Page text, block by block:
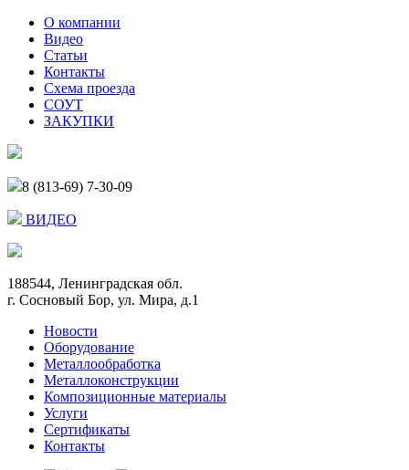
О компании
Видео
Статьи
Контакты
Схема проезда
СОУТ
ЗАКУПКИ
8 (813-69) 7-30-09
ВИДЕО
188544, Ленинградская обл.
г. Сосновый Бор, ул. Мира, д.1
Новости
Оборудование
Металлообработка
Металлоконструкции
Композиционные материалы
Услуги
Сертификаты
Контакты